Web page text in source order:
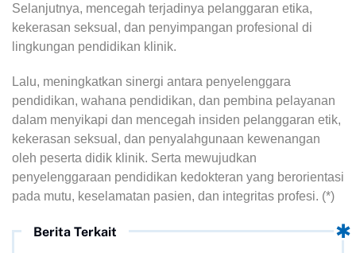
Selanjutnya, mencegah terjadinya pelanggaran etika,
kekerasan seksual, dan penyimpangan profesional di
lingkungan pendidikan klinik.
Lalu, meningkatkan sinergi antara penyelenggara
pendidikan, wahana pendidikan, dan pembina pelayanan
dalam menyikapi dan mencegah insiden pelanggaran etik,
kekerasan seksual, dan penyalahgunaan kewenangan
oleh peserta didik klinik. Serta mewujudkan
penyelenggaraan pendidikan kedokteran yang berorientasi
pada mutu, keselamatan pasien, dan integritas profesi. (*)
Berita Terkait